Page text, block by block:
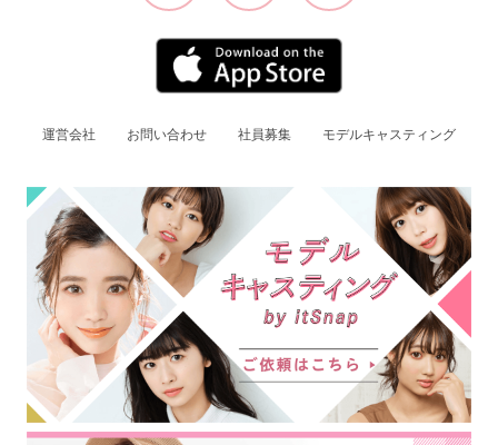
運営会社 お問い合わせ 社員募集 モデルキャスティング